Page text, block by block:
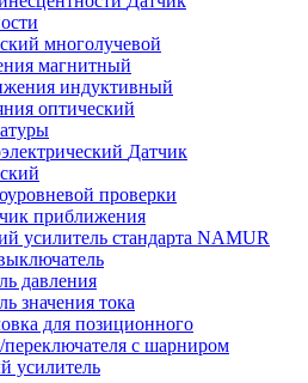
многолучевой
магнитный
индуктивный
оптический
Датчик
проверки
приближения
усилитель стандарта NAMUR
давления
значения тока
для позиционного
переключателя с шарниром
усилитель